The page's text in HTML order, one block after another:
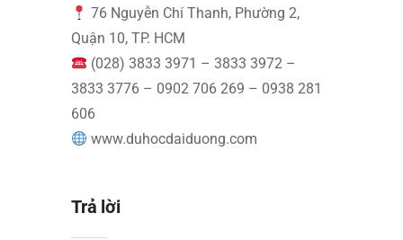
76 Nguyễn Chí Thanh, Phường 2,
Quận 10, TP. HCM
(028) 3833 3971 – 3833 3972 –
3833 3776 – 0902 706 269 – 0938 281
606
www.duhocdaiduong.com
Trả lời